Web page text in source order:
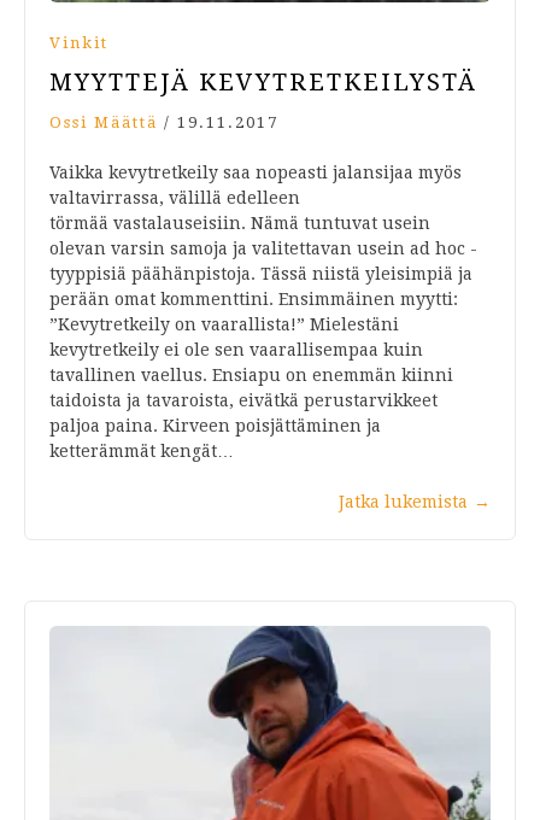
Vinkit
MYYTTEJÄ KEVYTRETKEILYSTÄ
Ossi Määttä / 19.11.2017
Vaikka kevytretkeily saa nopeasti jalansijaa myös
valtavirrassa, välillä edelleen
törmää vastalauseisiin. Nämä tuntuvat usein
olevan varsin samoja ja valitettavan usein ad hoc -
tyyppisiä päähänpistoja. Tässä niistä yleisimpiä ja
perään omat kommenttini. Ensimmäinen myytti:
”Kevytretkeily on vaarallista!” Mielestäni
kevytretkeily ei ole sen vaarallisempaa kuin
tavallinen vaellus. Ensiapu on enemmän kiinni
taidoista ja tavaroista, eivätkä perustarvikkeet
paljoa paina. Kirveen poisjättäminen ja
ketterämmät kengät…
Jatka lukemista →